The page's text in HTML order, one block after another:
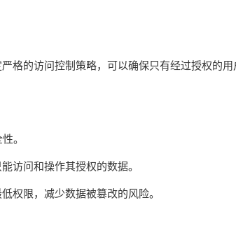
格的访问控制策略，可以确保只有经过授权的用
。
访问和操作其授权的数据。
权限，减少数据被篡改的风险。